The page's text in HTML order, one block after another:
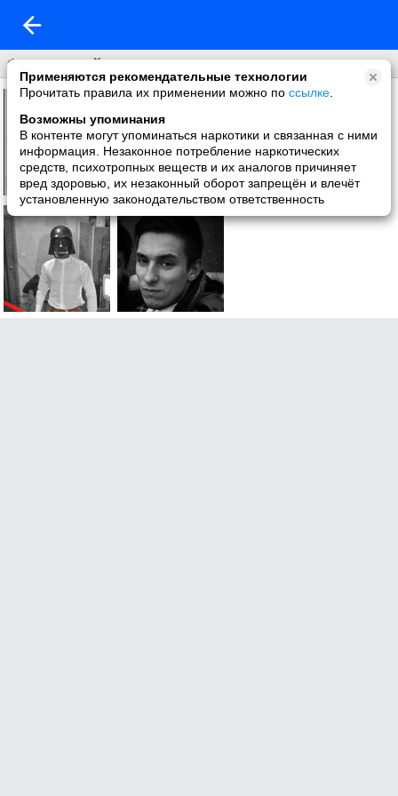
Применяются рекомендательные технологии
Прочитать правила их применении можно по ссылке
Возможны упоминания
В контенте могут упоминаться наркотики и связанная с ними
информация. Незаконное потребление наркотических
средств, психотропных веществ и их аналогов причиняет
вред здоровью, их незаконный оборот запрещён и влечёт
установленную законодательством ответственность
Фото со мной